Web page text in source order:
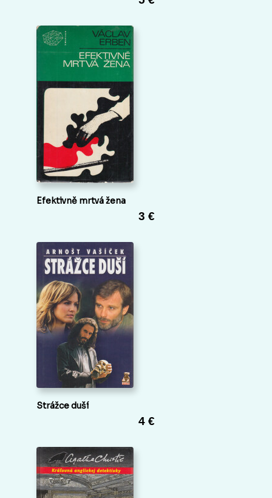
Efektivně mrtvá žena
3 €
Strážce duší
4 €